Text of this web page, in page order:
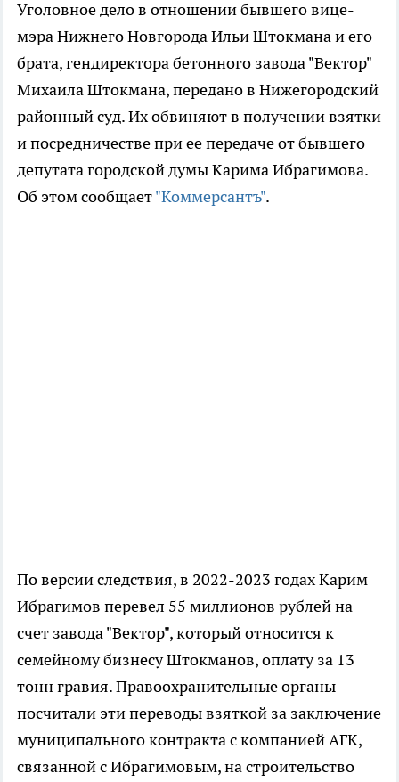
Уголовное дело в отношении бывшего вице-
мэра Нижнего Новгорода Ильи Штокмана и его
брата, гендиректора бетонного завода "Вектор"
Михаила Штокмана, передано в Нижегородский
районный суд. Их обвиняют в получении взятки
и посредничестве при ее передаче от бывшего
депутата городской думы Карима Ибрагимова.
Об этом сообщает"Коммерсантъ".
По версии следствия, в 2022-2023 годах Карим
Ибрагимов перевел 55 миллионов рублей на
счет завода "Вектор", который относится к
семейному бизнесу Штокманов, оплату за 13
тонн гравия. Правоохранительные органы
посчитали эти переводы взяткой за заключение
муниципального контракта с компанией АГК,
связанной с Ибрагимовым, на строительство